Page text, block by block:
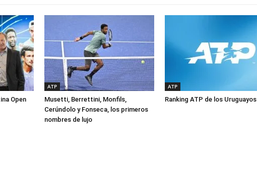
Open
ATP
Musetti, Berrettini, Monfils,
Cerúndolo y Fonseca, los primeros
nombres de lujo
ATP
Ranking ATP de los Uruguayos